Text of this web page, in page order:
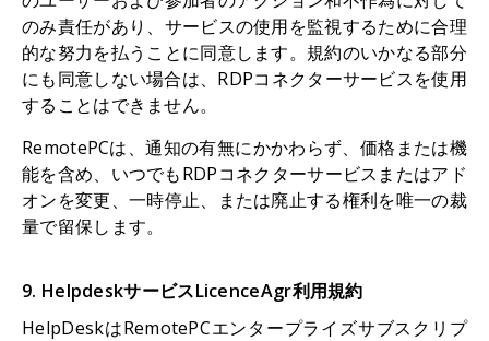
のみ責任があり、サービスの使用を監視するために合理
的な努力を払うことに同意します。規約のいかなる部分
にも同意しない場合は、RDPコネクターサービスを使用
することはできません。
RemotePCは、通知の有無にかかわらず、価格または機
能を含め、いつでもRDPコネクターサービスまたはアド
オンを変更、一時停止、または廃止する権利を唯一の裁
量で留保します。
9. HelpdeskサービスLicenceAgr利用規約
HelpDeskはRemotePCエンタープライズサブスクリプ